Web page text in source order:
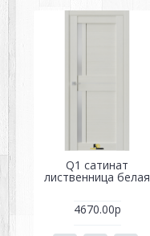
Q1 сатинат
лиственница белая
4670.00р